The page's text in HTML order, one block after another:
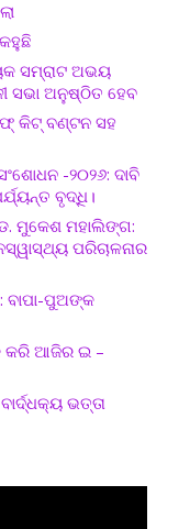
ସମ୍ରାଟ ଅଭୟ
ସଭା ଅନୁଷ୍ଠିତ ହେବ
କିଟ୍ ବଣ୍ଟନ ସହ
-୨୦୨୬: ଦାବି
ବୃଦ୍ଧି।
ମୁକେଶ ମହାଲିଙ୍ଗ:
ପରିଚାଳନାର
ବାପା-ପୁଅଙ୍କ
କରି ଆଜିର ଇ –
ଭତ୍ତା